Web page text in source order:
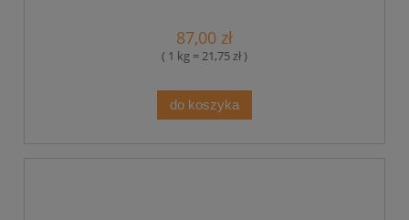
87,00 zł
( 1 kg = 21,75 zł )
do koszyka